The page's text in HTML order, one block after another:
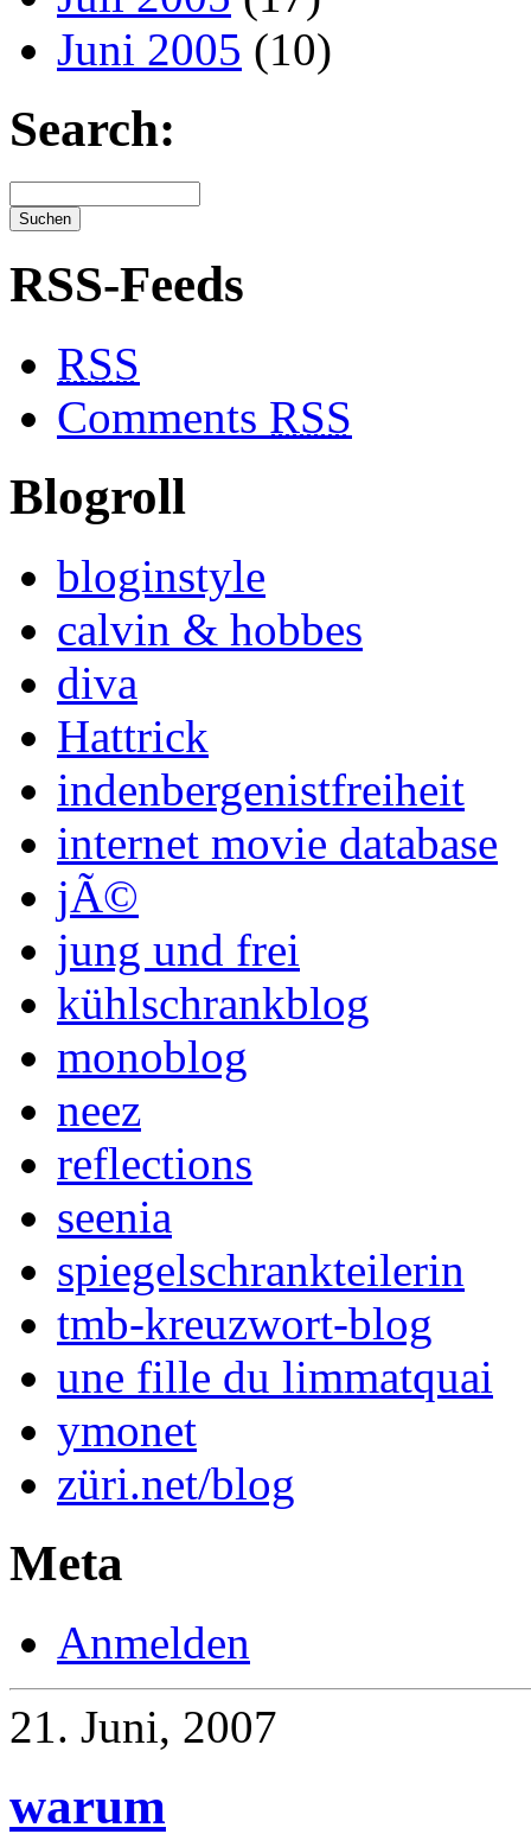
Juni 2005 (10)
Search:
RSS-Feeds
RSS
Comments RSS
Blogroll
bloginstyle
calvin & hobbes
diva
Hattrick
indenbergenistfreiheit
internet movie database
jÃ©
jung und frei
kühlschrankblog
monoblog
neez
reflections
seenia
spiegelschrankteilerin
tmb-kreuzwort-blog
une fille du limmatquai
ymonet
züri.net/blog
Meta
Anmelden
21. Juni, 2007
warum